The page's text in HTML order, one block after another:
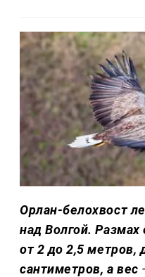
Орлан-белохвост
над Волгой. Размах
от 2 до 2,5 метров,
сантиметров, а вес